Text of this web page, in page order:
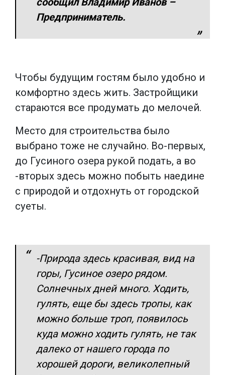
Предприниматель.
Чтобы будущим гостям было удобно и
комфортно здесь жить. Застройщики
стараются все продумать до мелочей.
Место для строительства было
выбрано тоже не случайно. Во-первых,
до Гусиного озера рукой подать, а во
-вторых здесь можно побыть наедине
с природой и отдохнуть от городской
суеты.
-Природа здесь красивая, вид на
горы, Гусиное озеро рядом.
Солнечных дней много. Ходить,
гулять, еще бы здесь тропы, как
можно больше троп, появилось
куда можно ходить гулять, не так
далеко от нашего города по
хорошей дороги, великолепный